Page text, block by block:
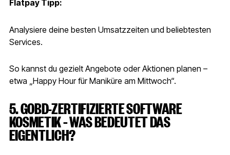
Flatpay Tipp:
Analysiere deine besten Umsatzzeiten und beliebtesten
Services.
So kannst du gezielt Angebote oder Aktionen planen –
etwa „Happy Hour für Maniküre am Mittwoch“.
5. GOBD-ZERTIFIZIERTE SOFTWARE
KOSMETIK – WAS BEDEUTET DAS
EIGENTLICH?